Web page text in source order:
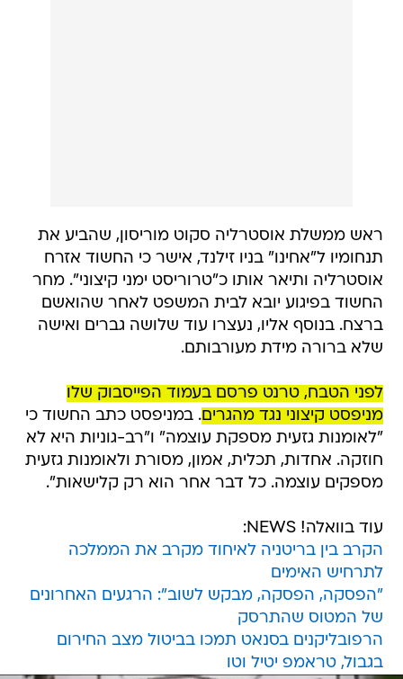
ראש ממשלת אוסטרליה סקוט מוריסון, שהביע את
תנחומיו ל"אחינו" בניו זילנד, אישר כי החשוד אזרח
אוסטרליה ותיאר אותו כ"טרוריסט ימני קיצוני". מחר
החשוד בפיגוע יובא לבית המשפט לאחר שהואשם
ברצח. בנוסף אליו, נעצרו עוד שלושה גברים ואישה
שלא ברורה מידת מעורבותם.
לפני הטבח, טרנט פרסם בעמוד הפייסבוק שלו
מניפסט קיצוני נגד מהגרים. במניפסט כתב החשוד כי
"לאומנות גזעית מספקת עוצמה" ו"רב-גוניות היא לא
חוזקה. אחדות, תכלית, אמון, מסורת ולאומנות גזעית
מספקים עוצמה. כל דבר אחר הוא רק קלישאות".
עוד בוואלה! NEWS:
הקרב בין בריטניה לאיחוד מקרב את הממלכה
לתרחיש האימים
"הפסקה, הפסקה, מבקש לשוב": הרגעים האחרונים
של המטוס שהתרסק
הרפובליקנים בסנאט תמכו בביטול מצב החירום
בגבול, טראמפ יטיל וטו